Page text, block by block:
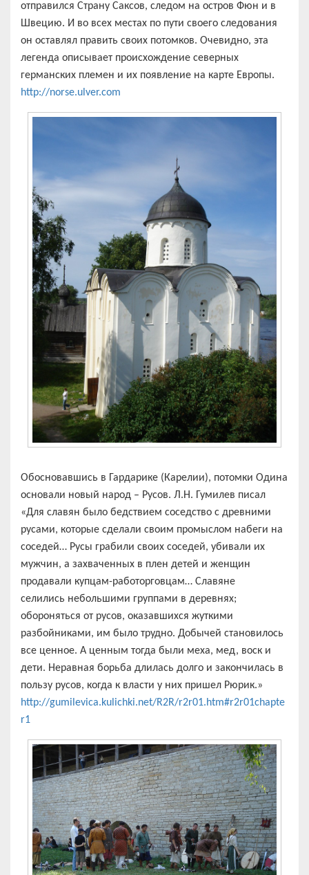
отправился Страну Саксов, следом на остров Фюн и в
Швецию. И во всех местах по пути своего следования
он оставлял править своих потомков. Очевидно, эта
легенда описывает происхождение северных
германских племен и их появление на карте Европы.
http://norse.ulver.com
Обосновавшись в Гардарике (Карелии), потомки Одина
основали новый народ – Русов. Л.Н. Гумилев писал
«Для славян было бедствием соседство с древними
русами, которые сделали своим промыслом набеги на
соседей… Русы грабили своих соседей, убивали их
мужчин, а захваченных в плен детей и женщин
продавали купцам-работорговцам… Славяне
селились небольшими группами в деревнях;
обороняться от русов, оказавшихся жуткими
разбойниками, им было трудно. Добычей становилось
все ценное. А ценным тогда были меха, мед, воск и
дети. Неравная борьба длилась долго и закончилась в
пользу русов, когда к власти у них пришел Рюрик.»
http://gumilevica.kulichki.net/R2R/r2r01.htm#r2r01chapte
r1